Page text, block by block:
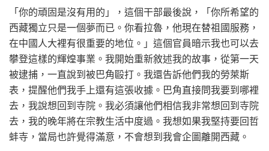
「你的頑固是沒有用的」，這個干部最後說，「你所希望的
西藏獨立只是一個夢而已。你看拉魯，他現在替祖國服務，
在中國人大裡有很重要的地位。」這個官員暗示我也可以去
攀登這樣的輝煌事業。我開始重新敘述我的故事，從第一天
被逮捕，一直說到被巴角毆打。我還告訴他們我的勞萊斯
表，提醒他們我手上還有這張收據。巴角直接問我要到哪裡
去，我說想回到寺院。我必須讓他們相信我非常想回到寺院
去，我的晚年將在宗教生活中度過。我想如果我堅持要回哲
蚌寺，當局也許覺得滿意，不會想到我會企圖離開西藏。